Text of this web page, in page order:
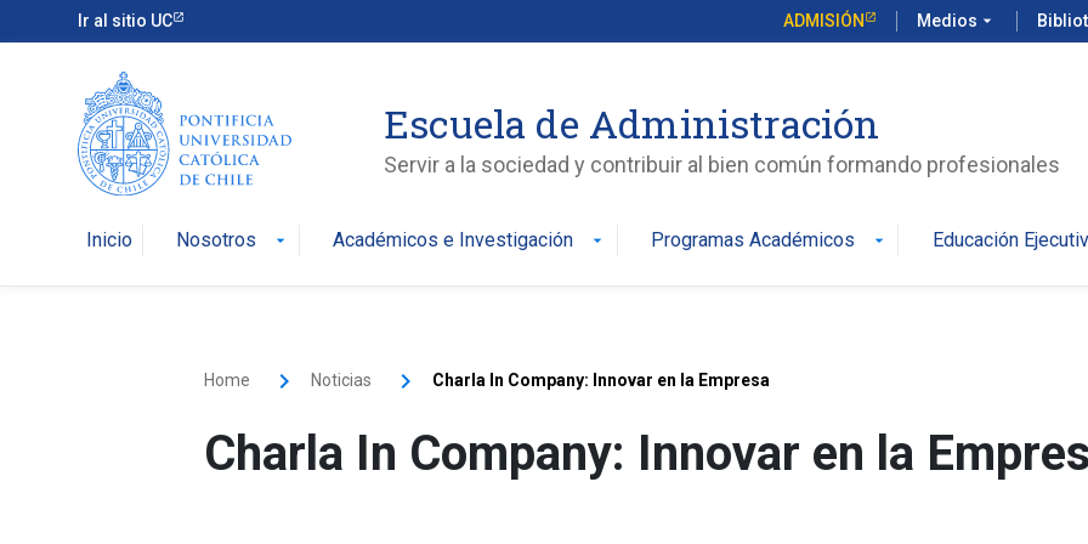
Ir al sitio UC ADMISIÓN Medios arrow_drop_down
Escuela de Administración
Servir a la sociedad y contribuir al bien común formando profesionales
Inicio Nosotros arrow_drop_down Académicos e Investigación arrow_drop_down Programas Académicos arrow_drop_down Educación
Home Noticias Charla In Company: Innovar en la Empresa
Charla In Company: Innovar en la